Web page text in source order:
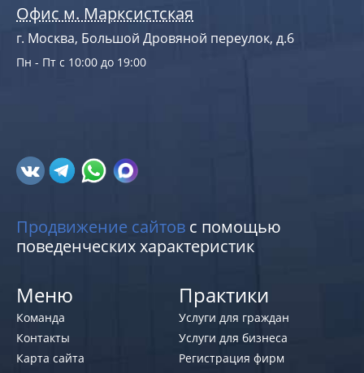
Офис м. Марксистская
г. Москва, Большой Дровяной переулок, д.6
Пн - Пт с 10:00 до 19:00
Продвижение сайтов с помощью
поведенческих характеристик
Меню
Команда
Контакты
Карта сайта
Практики
Услуги для граждан
Услуги для бизнеса
Регистрация фирм